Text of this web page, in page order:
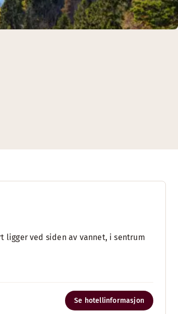
ved siden av vannet, i sentrum
Se hotellinformasjon